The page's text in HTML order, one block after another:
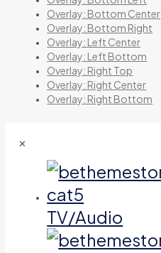
Overlay: Bottom Center
Overlay: Bottom Right
Overlay: Left Center
Overlay: Left Bottom
Overlay: Right Top
Overlay: Right Center
Overlay: Right Bottom
✕
TV/Audio